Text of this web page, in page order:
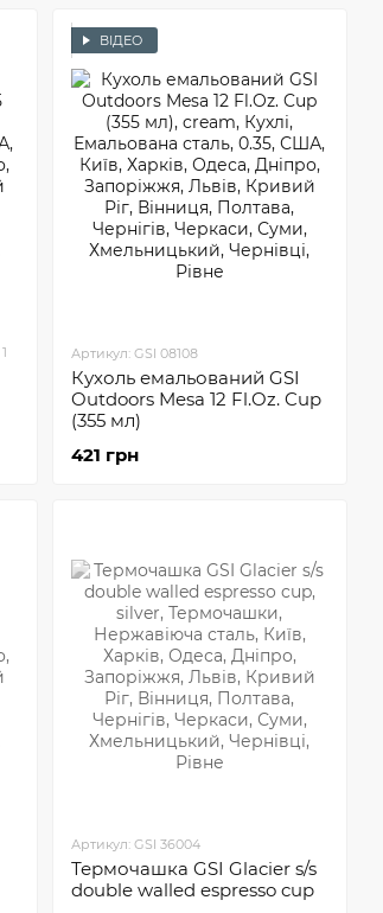
1
ВІДЕО
Артикул: GSI 08108
Кухоль емальований GSI
Outdoors Mesa 12 Fl.Oz. Cup
(355 мл)
421 грн
Артикул: GSI 36004
Термочашка GSI Glacier s/s
double walled espresso cup